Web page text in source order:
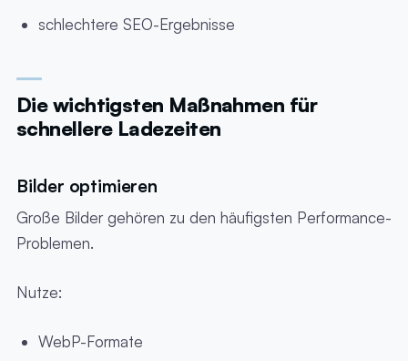
schlechtere SEO-Ergebnisse
Die wichtigsten Maßnahmen für
schnellere Ladezeiten
Bilder optimieren
Große Bilder gehören zu den häufigsten Performance-
Problemen.
Nutze:
WebP-Formate